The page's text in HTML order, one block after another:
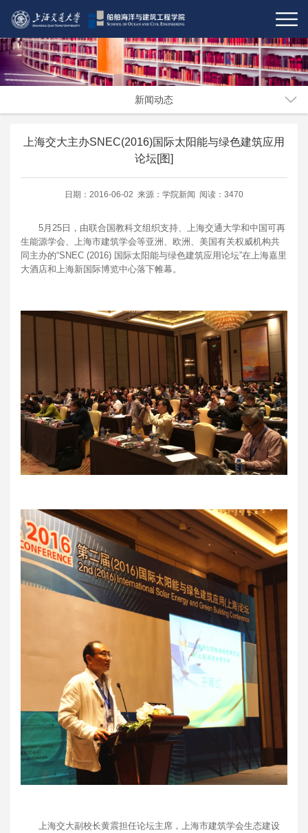
新闻动态
上海交大主办SNEC(2016)国际太阳能与绿色建筑应用
论坛[图]
日期：2016-06-02 来源：学院新闻 阅读：3470
5月25日，由联合国教科文组织支持、上海交通大学和中国可再
生能源学会、上海市建筑学会等亚洲、欧洲、美国有关权威机构共
同主办的“SNEC (2016) 国际太阳能与绿色建筑应用论坛”在上海嘉里
大酒店和上海新国际博览中心落下帷幕。
上海交大副校长黄震担任论坛主席，上海市建筑学会生态建设